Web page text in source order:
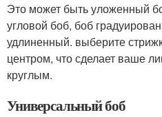
Это может быть уложенный
угловой боб, боб
удлиненный. выберите
центром, что сделает ваше
круглым.
Универсальный боб